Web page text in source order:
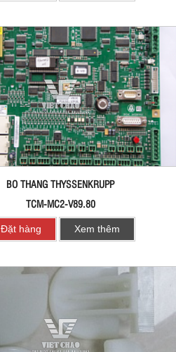
BO THANG THYSSENKRUPP
TCM-MC2-V89.80
Đặt hàng Xem thêm